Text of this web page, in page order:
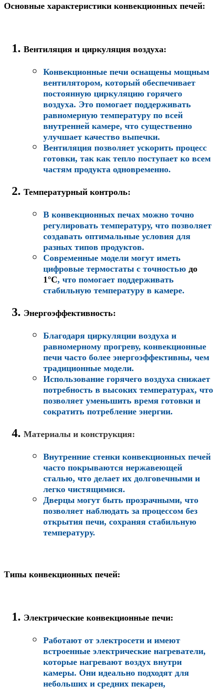
Основные характеристики конвекционных печей:
Вентиляция и циркуляция воздуха:
Конвекционные печи оснащены мощным
вентилятором, который обеспечивает
постоянную циркуляцию горячего
воздуха. Это помогает поддерживать
равномерную температуру по всей
внутренней камере, что существенно
улучшает качество выпечки.
Вентиляция позволяет ускорить процесс
готовки, так как тепло поступает ко всем
частям продукта одновременно.
Температурный контроль:
В конвекционных печах можно точно
регулировать температуру, что позволяет
создавать оптимальные условия для
разных типов продуктов.
Современные модели могут иметь
цифровые термостаты с точностью до
1°C, что помогает поддерживать
стабильную температуру в камере.
Энергоэффективность:
Благодаря циркуляции воздуха и
равномерному прогреву, конвекционные
печи часто более энергоэффективны, чем
традиционные модели.
Использование горячего воздуха снижает
потребность в высоких температурах, что
позволяет уменьшить время готовки и
сократить потребление энергии.
Материалы и конструкция:
Внутренние стенки конвекционных печей
часто покрываются нержавеющей
сталью, что делает их долговечными и
легко чистящимися.
Дверцы могут быть прозрачными, что
позволяет наблюдать за процессом без
открытия печи, сохраняя стабильную
температуру.
Типы конвекционных печей:
Электрические конвекционные печи:
Работают от электросети и имеют
встроенные электрические нагреватели,
которые нагревают воздух внутри
камеры. Они идеально подходят для
небольших и средних пекарен,